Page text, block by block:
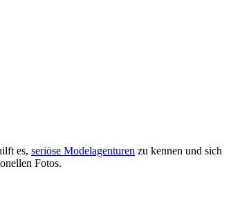
es, seriöse Modelagenturen zu kennen und sich
Fotos.